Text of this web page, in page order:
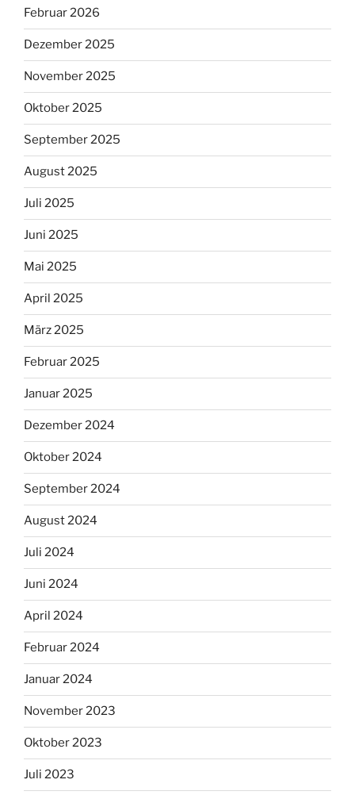
Februar 2026
Dezember 2025
November 2025
Oktober 2025
September 2025
August 2025
Juli 2025
Juni 2025
Mai 2025
April 2025
März 2025
Februar 2025
Januar 2025
Dezember 2024
Oktober 2024
September 2024
August 2024
Juli 2024
Juni 2024
April 2024
Februar 2024
Januar 2024
November 2023
Oktober 2023
Juli 2023